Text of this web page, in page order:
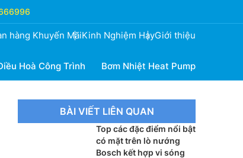
hàng Khuyến MãiKinh Nghiệm HayGiới thiệu
Hoà Công Trình Bơm Nhiệt Heat Pump
BÀI VIẾT LIÊN QUAN
Top các đặc điểm nổi bật
có mặt trên lò nướng
Bosch kết hợp vi sóng